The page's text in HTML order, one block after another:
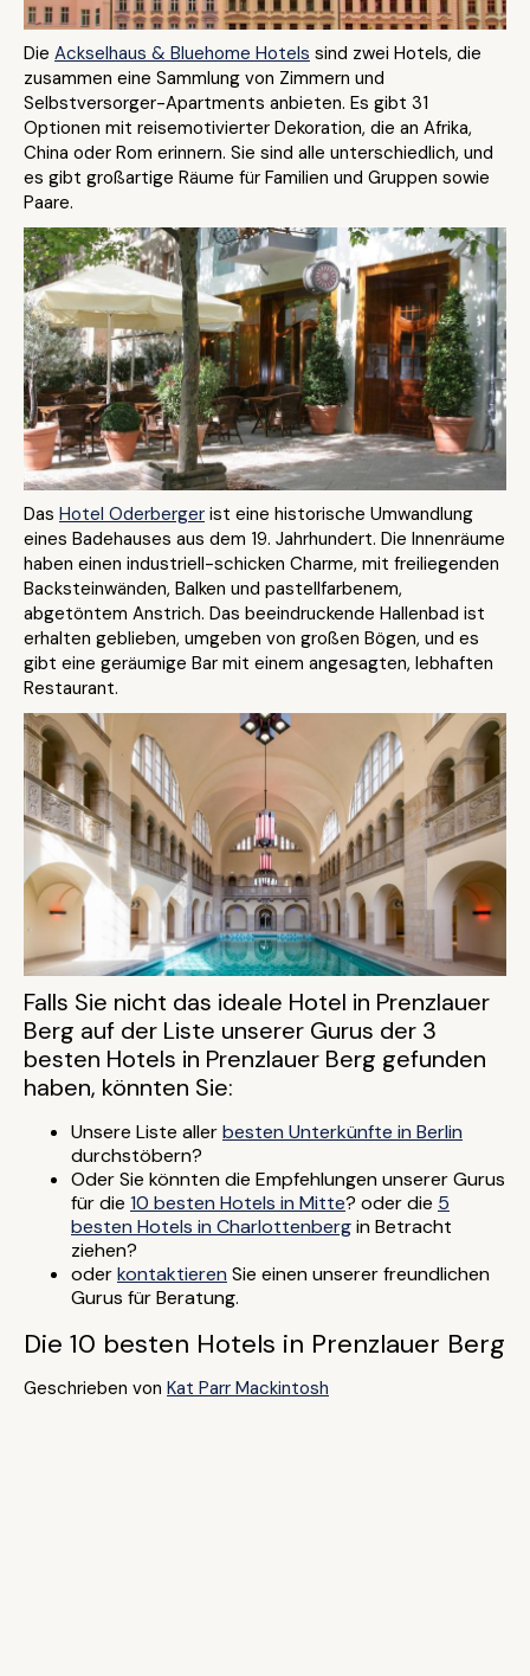
Die Ackselhaus & Bluehome Hotels sind zwei Hotels, die
zusammen eine Sammlung von Zimmern und
Selbstversorger-Apartments anbieten. Es gibt 31
Optionen mit reisemotivierter Dekoration, die an Afrika,
China oder Rom erinnern. Sie sind alle unterschiedlich, und
es gibt großartige Räume für Familien und Gruppen sowie
Paare.
Das Hotel Oderberger ist eine historische Umwandlung
eines Badehauses aus dem 19. Jahrhundert. Die Innenräume
haben einen industriell-schicken Charme, mit freiliegenden
Backsteinwänden, Balken und pastellfarbenem,
abgetöntem Anstrich. Das beeindruckende Hallenbad ist
erhalten geblieben, umgeben von großen Bögen, und es
gibt eine geräumige Bar mit einem angesagten, lebhaften
Restaurant.
Falls Sie nicht das ideale Hotel in Prenzlauer
Berg auf der Liste unserer Gurus der 3
besten Hotels in Prenzlauer Berg gefunden
haben, könnten Sie:
Unsere Liste allerbesten Unterkünfte in Berlin
durchstöbern?
Oder Sie könnten die Empfehlungen unserer Gurus
für die 10 besten Hotels in Mitte? oder die 5
besten Hotels in Charlottenbergin Betracht
ziehen?
oderkontaktieren Sie einen unserer freundlichen
Gurus für Beratung.
Die 10 besten Hotels in Prenzlauer Berg
Geschrieben von Kat Parr Mackintosh